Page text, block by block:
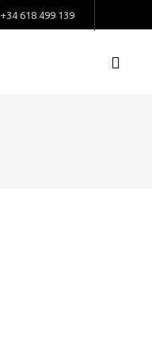
+34 618 499 139